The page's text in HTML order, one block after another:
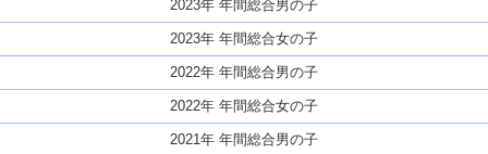
2023年 年間総合男の子
2023年 年間総合女の子
2022年 年間総合男の子
2022年 年間総合女の子
2021年 年間総合男の子